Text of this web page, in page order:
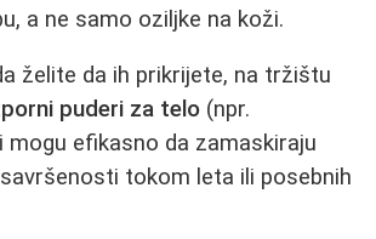
a ne samo oziljke na koži.
želite da ih prikrijete, na tržištu
puderi za telo (npr.
mogu efikasno da zamaskiraju
tokom leta ili posebnih